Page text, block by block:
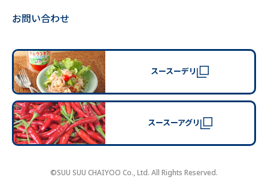
お問い合わせ
スースーデリ
スースーアグリ
©SUU SUU CHAIYOO Co., Ltd. All Rights Reserved.